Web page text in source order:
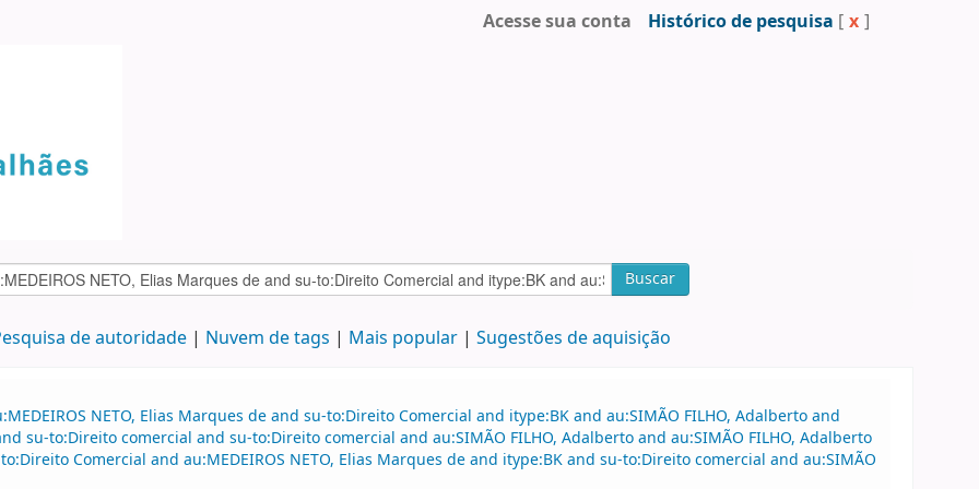
Acesse sua conta Histórico de pesquisa [ x ]
Buscar
de autoridade Nuvem de tags Mais popular Sugestões de aquisição
NETO, Elias Marques de and su-to:Direito Comercial and itype:BK and au:SIMÃO FILHO, Adalberto and
su-to:Direito comercial and su-to:Direito comercial and au:SIMÃO FILHO, Adalberto and au:SIMÃO FILHO, Adalberto
Comercial and au:MEDEIROS NETO, Elias Marques de and itype:BK and su-to:Direito comercial and au:SIMÃO